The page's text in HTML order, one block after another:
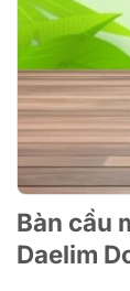
Bàn cầu
Daelim